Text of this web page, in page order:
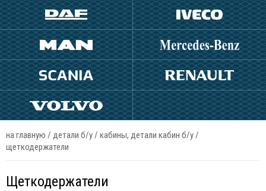
на главную / детали б/у/ кабины, детали кабин б/у/
щеткодержатели
Щеткодержатели